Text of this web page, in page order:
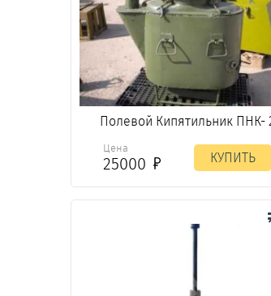
Полевой Кипятильник ПНК-
Цена
25000 КУПИТЬ